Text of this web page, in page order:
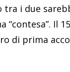
tra i due
“contesa”. Il
di prima